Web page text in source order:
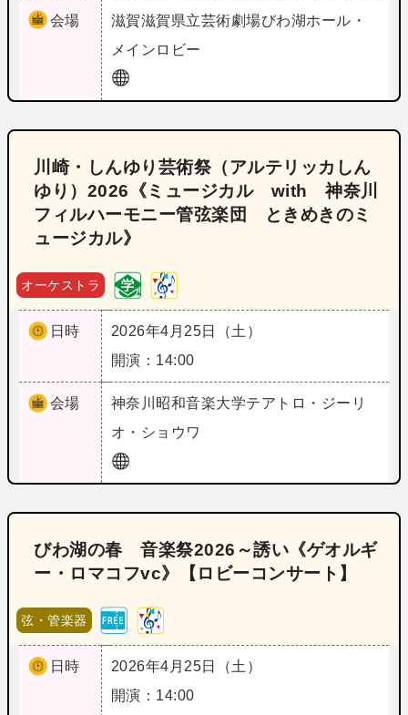
会場 滋賀滋賀県立芸術劇場びわ湖ホール・
メインロビー
川崎・しんゆり芸術祭（アルテリッカしん
ゆり）2026《ミュージカル with 神奈川
フィルハーモニー管弦楽団 ときめきのミ
ュージカル》
オーケストラ
日時
2026年4月25日（土）
開演：14:00
会場 神奈川 昭和音楽大学テアトロ・ジーリ
オ・ショウワ
びわ湖の春 音楽祭2026～誘い《ゲオルギ
ー・ロマコフvc》【ロビーコンサート】
弦・管楽器
日時
2026年4月25日（土）
開演：14:00